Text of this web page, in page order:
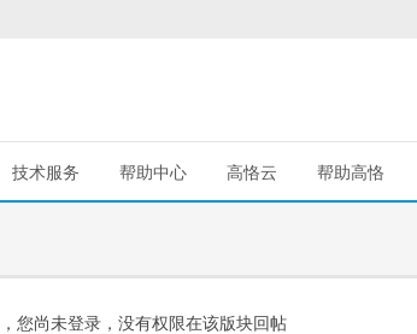
技术服务 帮助中心 高恪云 帮助高恪
您尚未登录，没有权限在该版块回帖